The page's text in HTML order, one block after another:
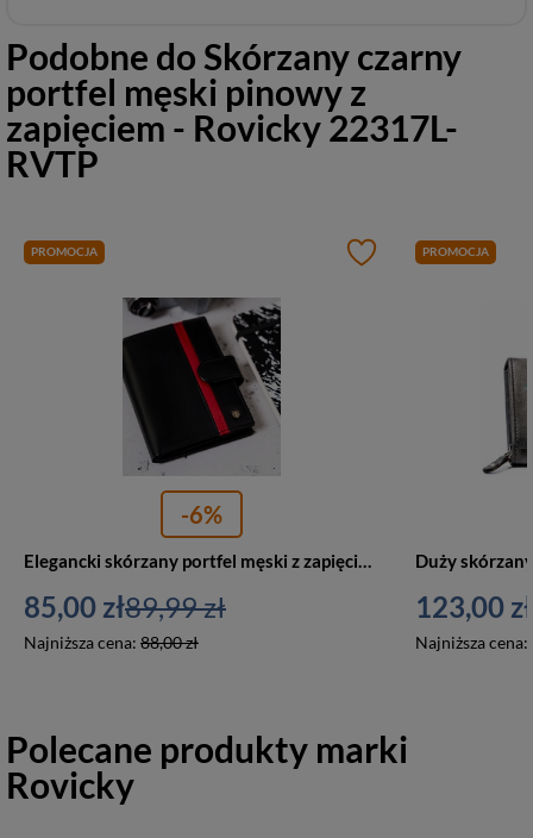
Podobne doSkórzany czarny
portfel męski pinowy z
zapięciem - Rovicky 22317L-
RVTP
PROMOCJA
-6%
85,00 zł
Najniższa cena: 88,00 zł
89,99 zł
PROMOCJA
123,00 zł
Najniższa cena:
Polecane produkty marki
Rovicky